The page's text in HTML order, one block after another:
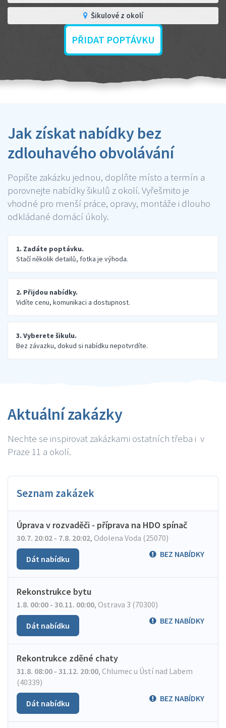
Šikulové z okolí
PŘIDAT POPTÁVKU
Jak získat nabídky bez
zdlouhavého obvolávání
Popište zakázku jednou, doplňte místo a termín a
porovnejte nabídky šikulů z okolí. Vyřešmito je
vhodné pro menší práce, opravy, montáže i dlouho
odkládané domácí úkoly.
1. Zadáte poptávku.
Stačí několik detailů, fotka je výhoda.
2. Přijdou nabídky.
Vidíte cenu, komunikaci a dostupnost.
3. Vyberete šikulu.
Bez závazku, dokud si nabídku nepotvrdíte.
Aktuální zakázky
Nechte se inspirovat zakázkami ostatních třeba i v
Praze 11 a okolí.
Seznam zakázek
Úprava v rozvaděči - příprava na HDO spínač
30.7. 20:02 - 7.8. 20:02, Odolena Voda (25070)
BEZ NABÍDKY
Dát nabídku
Rekonstrukce bytu
1.8. 00:00 - 30.11. 00:00, Ostrava 3 (70300)
BEZ NABÍDKY
Dát nabídku
Rekontrukce zděné chaty
31.8. 08:00 - 31.12. 20:00, Chlumec u Ústí nad Labem
(40339)
BEZ NABÍDKY
Dát nabídku